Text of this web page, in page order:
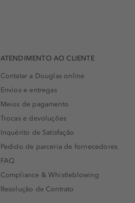
ATENDIMENTO AO CLIENTE
Contatar a Douglas online
Envios e entregas
Meios de pagamento
Trocas e devoluções
Inquérito de Satisfação
Pedido de parceria de fornecedores
FAQ
Compliance & Whistleblowing
Resolução de Contrato